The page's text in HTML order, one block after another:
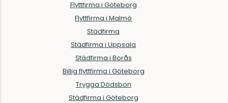
Flyttfirma i Göteborg
Flyttfirma i Malmö
Städfirma
Städfirma i Uppsala
Städfirma i Borås
Billig flyttfirma i Göteborg
Trygga Dödsbon
Städfirma i Göteborg